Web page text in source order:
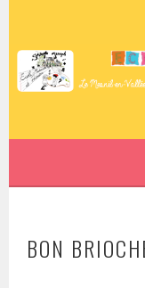
contenu
principalECOLE
BON